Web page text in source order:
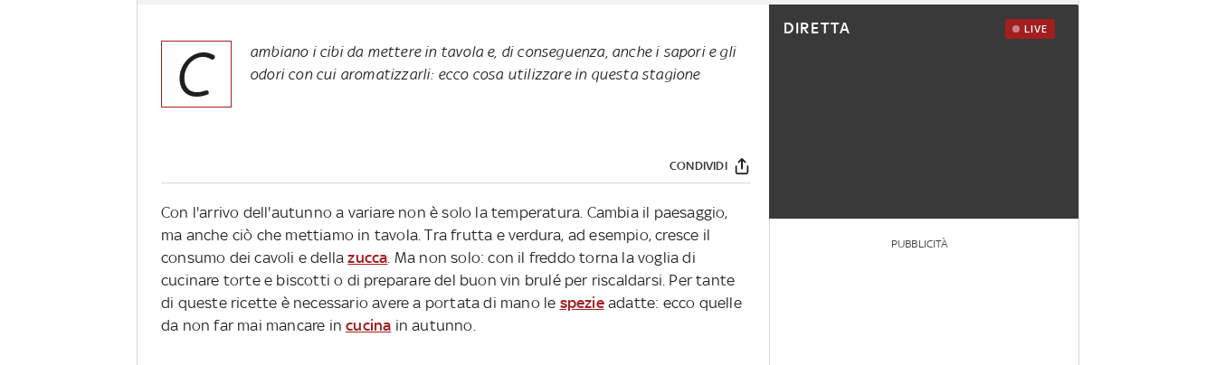
C
ambiano i cibi da mettere in tavola e, di conseguenza, anche i sapori e gli
odori con cui aromatizzarli: ecco cosa utilizzare in questa stagione
CONDIVIDI
Con l'arrivo dell'autunno a variare non è solo la temperatura. Cambia il paesaggio,
ma anche ciò che mettiamo in tavola. Tra frutta e verdura, ad esempio, cresce il
consumo dei cavoli e dellazucca . Ma non solo: con il freddo torna la voglia di
cucinare torte e biscotti o di preparare del buon vin brulé per riscaldarsi. Per tante
di queste ricette è necessario avere a portata di mano le spezieadatte: ecco quelle
da non far mai mancare incucina in autunno.
DIRETTA LIVE
PUBBLICITÀ